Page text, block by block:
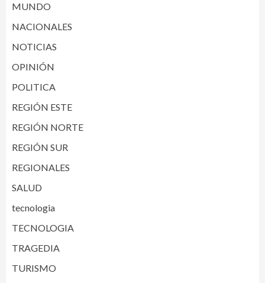
MUNDO
NACIONALES
NOTICIAS
OPINIÓN
POLITICA
REGIÓN ESTE
REGIÓN NORTE
REGIÓN SUR
REGIONALES
SALUD
tecnologia
TECNOLOGIA
TRAGEDIA
TURISMO